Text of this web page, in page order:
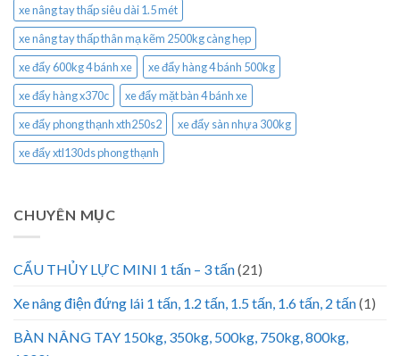
xe nâng tay thấp siêu dài 1.5 mét
xe nâng tay thấp thân mạ kẽm 2500kg càng hẹp
xe đẩy 600kg 4 bánh xe
xe đẩy hàng 4 bánh 500kg
xe đẩy hàng x370c
xe đẩy mặt bàn 4 bánh xe
xe đẩy phong thạnh xth250s2
xe đẩy sàn nhựa 300kg
xe đẩy xtl130ds phong thạnh
CHUYÊN MỤC
CẨU THỦY LỰC MINI 1 tấn – 3 tấn(21)
Xe nâng điện đứng lái 1 tấn, 1.2 tấn, 1.5 tấn, 1.6 tấn, 2 tấn(1)
BÀN NÂNG TAY 150kg, 350kg, 500kg, 750kg, 800kg,